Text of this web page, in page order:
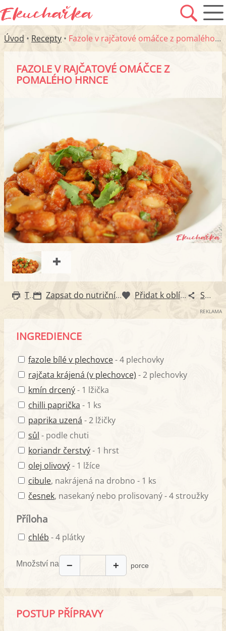
Úvod • Recepty • Fazole v rajčatové omáčce z pomalého hrnce
FAZOLE V RAJČATOVÉ OMÁČCE Z
POMALÉHO HRNCE
Tisk Zapsat do nutričního diáře Přidat k oblíbeným Sdílet
REKLAMA
INGREDIENCE
fazole bílé v plechovce- 4 plechovky
rajčata krájená (v plechovce) - 2 plechovky
kmín drcený- 1 lžička
chilli paprička - 1 ks
paprika uzená - 2 lžičky
sůl - podle chuti
koriandr čerstvý- 1 hrst
olej olivový- 1 lžíce
cibule, nakrájená na drobno - 1 ks
česnek, nasekaný nebo prolisovaný - 4 stroužky
Příloha
chléb - 4 plátky
Množství na − + porce
POSTUP PŘÍPRAVY